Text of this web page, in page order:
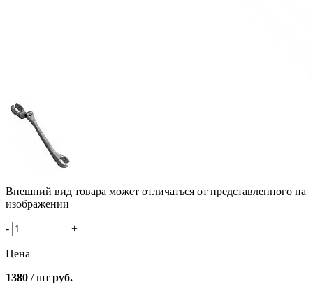
Внешний вид товара может отличаться от представленного на
изображении
- +
Цена
1380 / шт руб.